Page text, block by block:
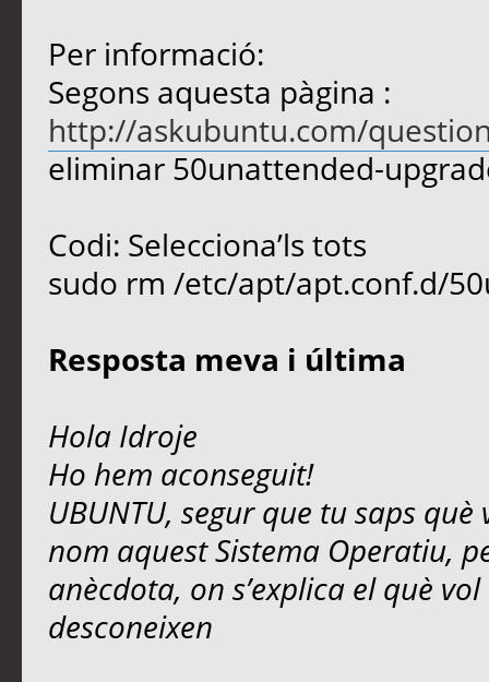
Per informació:
Segons aquesta pàgina :
http://askubuntu.com/
eliminar 50unattended-
Codi: Selecciona’ls tots
sudo rm /etc/apt/apt.conf.d/
Resposta meva i última
Hola Idroje
Ho hem aconseguit!
UBUNTU, segur que tu saps
nom aquest Sistema Operatiu,
anècdota, on s’explica el què
desconeixen